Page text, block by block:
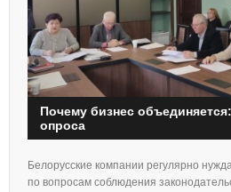
Почему бизнес
опроса
Белорусские компании регулярно
по вопросам соблюдения